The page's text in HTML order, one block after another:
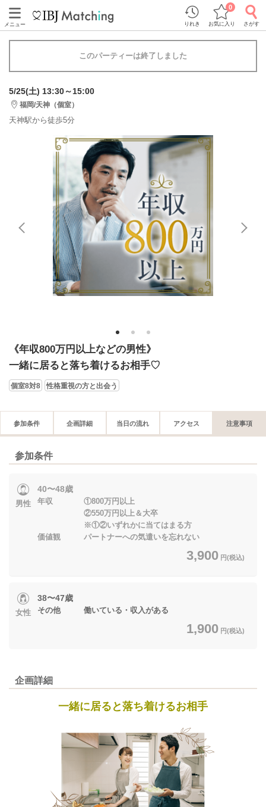
メニュー りれき お気に入り
0
さがす
このパーティーは終了しました
5/25(土) 13:30～15:00
福岡/天神（個室）
天神駅から徒歩5分
1 2 3
《年収800万円以上などの男性》
一緒に居ると落ち着けるお相手♡
個室8対8 性格重視の方と出会う
参加条件 企画詳細 当日の流れ アクセス 注意事項
参加条件
男性
40〜48歳
年収 ①800万円以上
②550万円以上＆大卒
※①②いずれかに当てはまる方
価値観 パートナーへの気遣いを忘れない
3,900 円(税込)
女性
38〜47歳
その他 働いている・収入がある
1,900 円(税込)
企画詳細
一緒に居ると落ち着けるお相手